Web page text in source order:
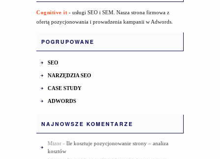
Cognitive it - usługi SEO i SEM. Nasza strona firmowa z
ofertą pozycjonowania i prowadzenia kampanii w Adwords.
POGRUPOWANE
SEO
NARZĘDZIA SEO
CASE STUDY
ADWORDS
NAJNOWSZE KOMENTARZE
Mizor - Ile kosztuje pozycjonowanie strony – analiza
kosztów